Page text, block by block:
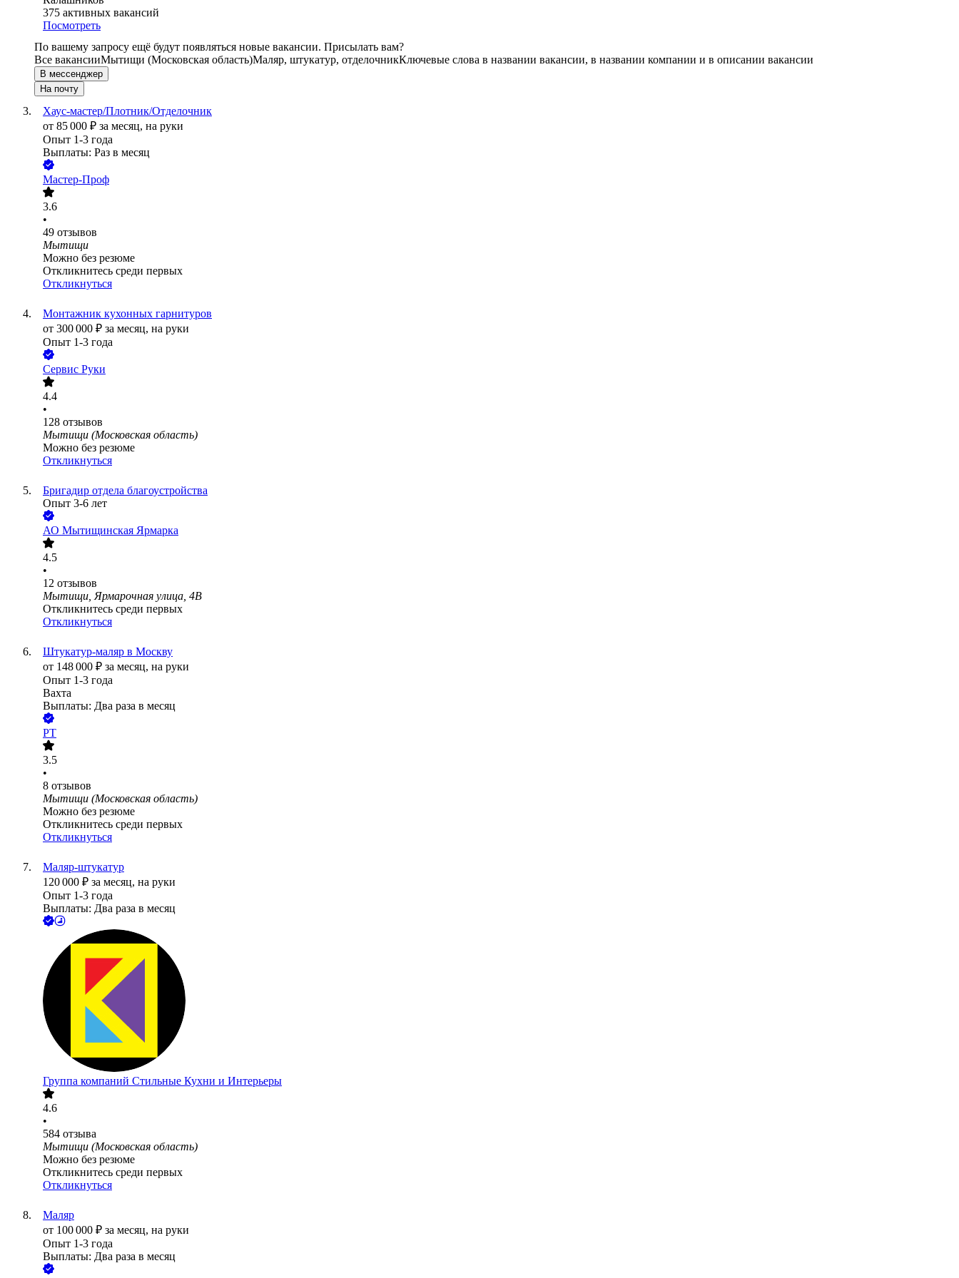
375 активных вакансий
Посмотреть
По вашему запросу ещё будут появляться новые вакансии. Присылать вам?
Все вакансииМытищи (Московская область)Маляр, штукатур, отделочникКлючевые слова в названии вакансии, в названии компании и в описании вакансии
В мессенджер
На почту
Хаус-мастер/Плотник/Отделочник
от 85 000 ₽ за месяц, на руки
Опыт 1-3 года
Выплаты: Раз в месяц
Мастер-Проф
3.6
•
49 отзывов
Мытищи
Можно без резюме
Откликнитесь среди первых
Откликнуться
Монтажник кухонных гарнитуров
от 300 000 ₽ за месяц, на руки
Опыт 1-3 года
Сервис Руки
4.4
•
128 отзывов
Мытищи (Московская область)
Можно без резюме
Откликнуться
Бригадир отдела благоустройства
Опыт 3-6 лет
АО Мытищинская Ярмарка
4.5
•
12 отзывов
Мытищи, Ярмарочная улица, 4В
Откликнитесь среди первых
Откликнуться
Штукатур-маляр в Москву
от 148 000 ₽ за месяц, на руки
Опыт 1-3 года
Вахта
Выплаты: Два раза в месяц
РТ
3.5
•
8 отзывов
Мытищи (Московская область)
Можно без резюме
Откликнитесь среди первых
Откликнуться
Маляр-штукатур
120 000 ₽ за месяц, на руки
Опыт 1-3 года
Выплаты: Два раза в месяц
Группа компаний Стильные Кухни и Интерьеры
4.6
•
584 отзыва
Мытищи (Московская область)
Можно без резюме
Откликнитесь среди первых
Откликнуться
Маляр
от 100 000 ₽ за месяц, на руки
Опыт 1-3 года
Выплаты: Два раза в месяц